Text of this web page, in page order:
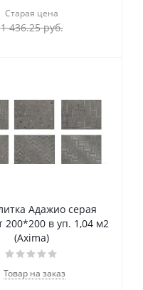
Старая цена
1 436.25руб.
Адажио серая
200*200 в уп. 1,04 м2
(Axima)
Товар на заказ